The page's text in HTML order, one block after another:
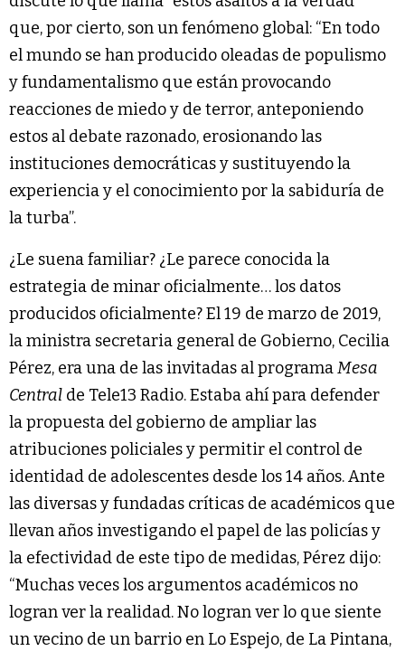
que, por cierto, son un fenómeno global: “En todo
el mundo se han producido oleadas de populismo
y fundamentalismo que están provocando
reacciones de miedo y de terror, anteponiendo
estos al debate razonado, erosionando las
instituciones democráticas y sustituyendo la
experiencia y el conocimiento por la sabiduría de
la turba”.
¿Le suena familiar? ¿Le parece conocida la
estrategia de minar oficialmente… los datos
producidos oficialmente? El 19 de marzo de 2019,
la ministra secretaria general de Gobierno, Cecilia
Pérez, era una de las invitadas al programaMesa
Central de Tele13 Radio. Estaba ahí para defender
la propuesta del gobierno de ampliar las
atribuciones policiales y permitir el control de
identidad de adolescentes desde los 14 años. Ante
las diversas y fundadas críticas de académicos que
llevan años investigando el papel de las policías y
la efectividad de este tipo de medidas, Pérez dijo:
“Muchas veces los argumentos académicos no
logran ver la realidad. No logran ver lo que siente
un vecino de un barrio en Lo Espejo, de La Pintana,